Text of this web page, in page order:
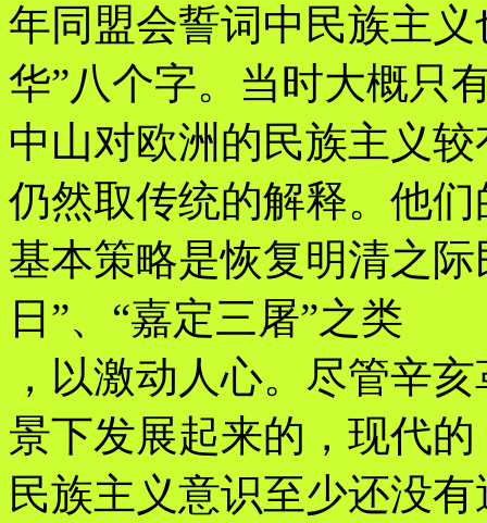
年同盟会誓词中民族主
华”八个字。当时大概只
中山对欧洲的民族主义
仍然取传统的解释。他们
基本策略是恢复明清之
日”、“嘉定三屠”之类
，以激动人心。尽管辛
景下发展起来的，现代的
民族主义意识至少还没